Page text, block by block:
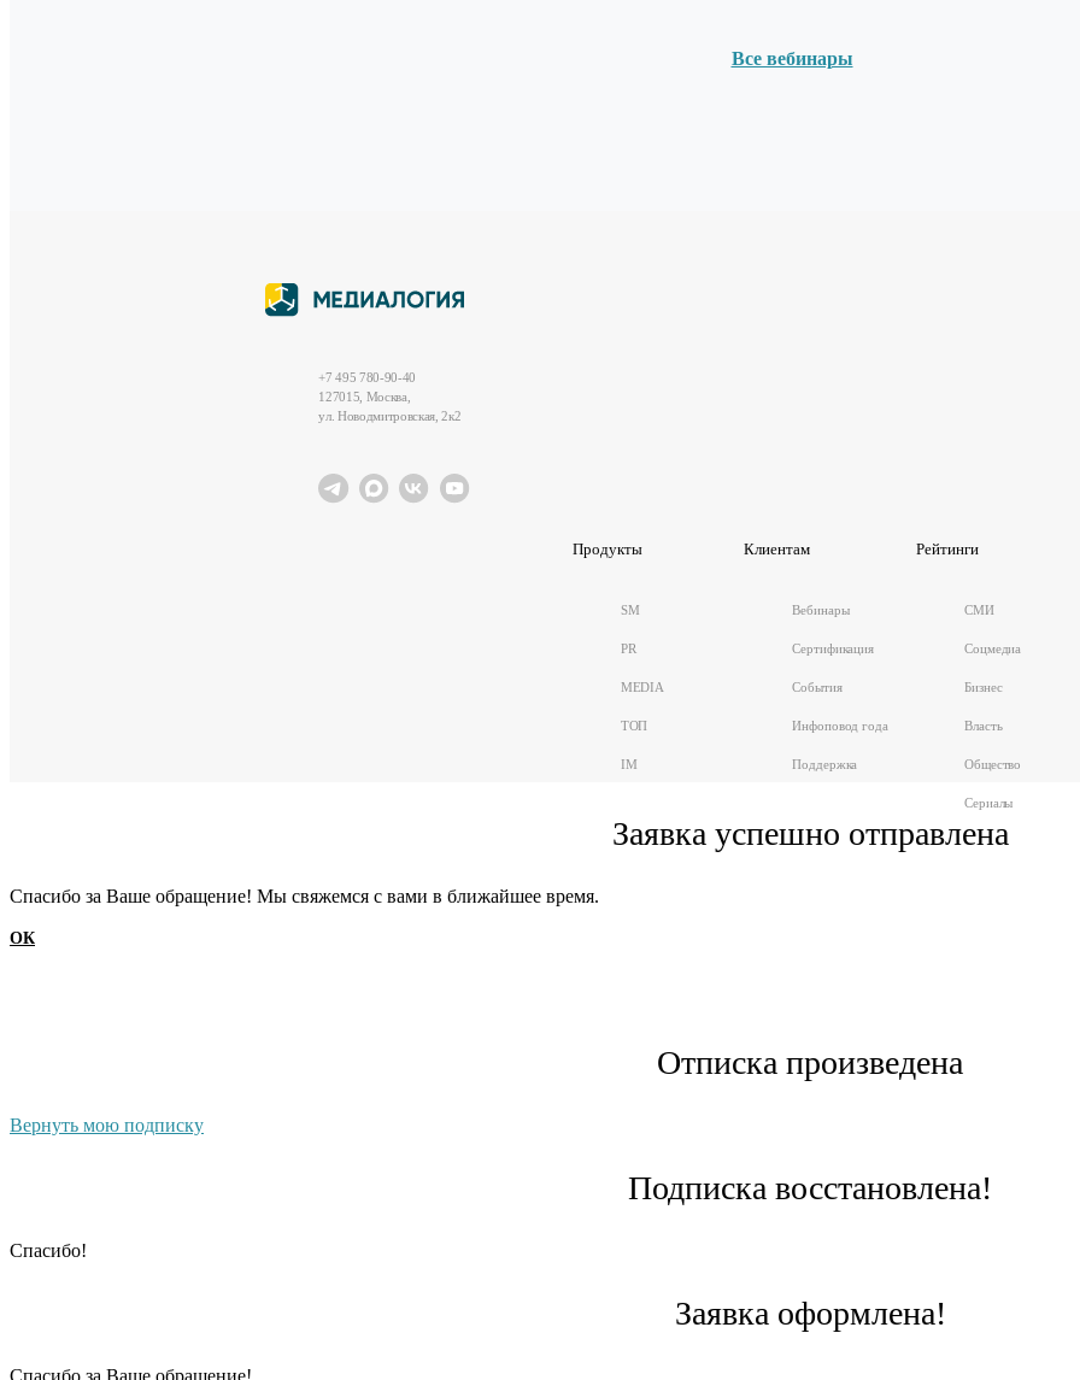
Все вебинары
+7 495 780-90-40
127015, Москва,
ул. Новодмитровская, 2к2
Продукты
SM
PR
MEDIA
ТОП
IM
Клиентам
Вебинары
Сертификация
События
Инфоповод года
Поддержка
Рейтинги
СМИ
Соцмедиа
Бизнес
Власть
Общество
Сериалы
Заявка успешно отправлена
Cпасибо за Ваше обращение! Мы свяжемся с вами в ближайшее время.
ОК
Отписка произведена
Вернуть мою подписку
Подписка восстановлена!
Cпасибо!
Заявка оформлена!
Cпасибо за Ваше обращение!